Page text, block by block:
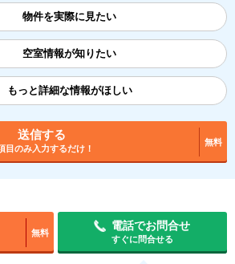
物件を実際に見たい
空室情報が知りたい
もっと詳細な情報がほしい
送信する
目のみ入力するだけ！
無料
無料
電話でお問合せ
すぐに問合せる